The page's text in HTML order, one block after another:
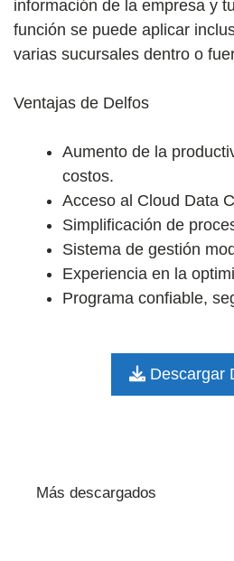
información de la empresa y
función se puede aplicar
varias sucursales dentro o
Ventajas de Delfos
Aumento de la
costos.
Acceso al Cloud Data
Simplificación de
Sistema de gestión
Experiencia en la
Programa confiable,
Descargar
Más descargados